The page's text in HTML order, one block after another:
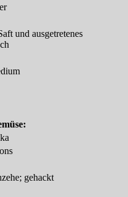
und ausgetretenes
gehackt